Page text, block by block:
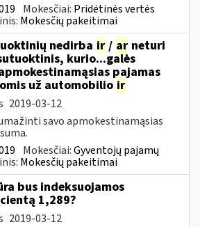
Mokesčiai: Pridėtinės vertės
Mokesčių pakeitimai
nedirba ir / ar neturi
kurio...galės
pajamas
už automobilio ir
2019-03-12
savo apmokestinamąsias
Mokesčiai:Gyventojų pajamų
Mokesčių pakeitimai
bus indeksuojamos
1,289?
2019-03-12